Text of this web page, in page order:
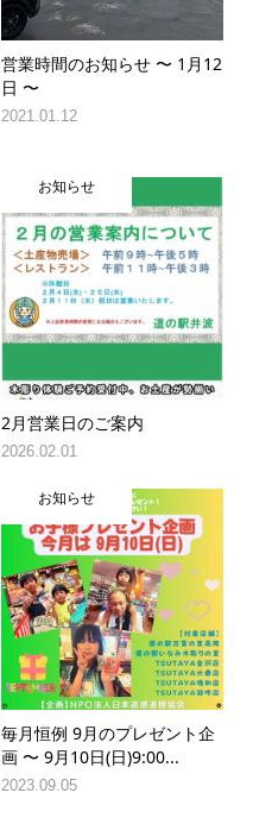
営業時間のお知らせ 〜 1月12
日 〜
2021.01.12
お知らせ
2月営業日のご案内
2026.02.01
お知らせ
毎月恒例 9月のプレゼント企
画 〜 9月10日(日)9:00...
2023.09.05